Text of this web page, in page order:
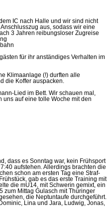
IC nach Halle und wir sind nicht
aus, sodass wir eine
3 Jahren reibungsloser Zugreise
für ihr anständiges Verhalten im
Klimaanlage (!) durften alle
die Koffer auspacken.
Lied im Bett. Wir schauen mal,
uns auf eine tolle Woche mit den
dass es Sonntag war, kein Frühsport
aufstehen. Allerdings brachten die
schon am ersten Tag eine Straf-
gab es das erste Training mit
die mU14, mit Schwerin gemixt, ein
zum Mittag Gulasch mit Thüringer
die Neptuntaufe durchgeführt.
Lina und Jara, Ludwig, Jonas,